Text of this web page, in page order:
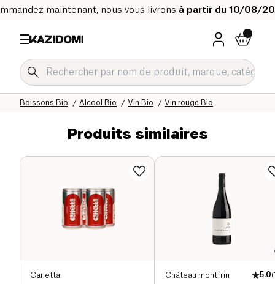
maintenant, nous vous livrons à partir du 10/08/
Vin rouge Bio
Vin Bio
Alcool Bio
Boissons Bio
Notre catalogue bio
Accueil
Produits similaires
Canetta Château montfrin 5.0(